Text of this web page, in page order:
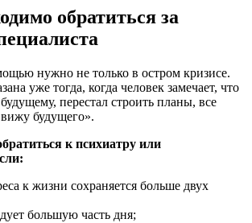
обратиться за
нужно не только в остром кризисе.
уже тогда, когда человек замечает, что
перестал строить планы, все
будущего».
к психиатру или
к жизни сохраняется больше двух
большую часть дня;